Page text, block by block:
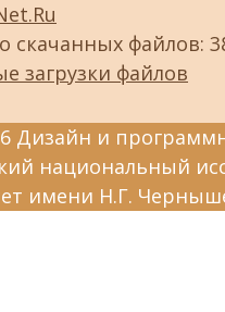
скачанных файлов:
загрузки файлов
Дизайн и
национальный
имени Н.Г.